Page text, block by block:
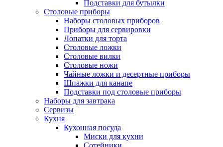
Подставки для бутылки
Столовые приборы
Наборы столовых приборов
Приборы для сервировки
Лопатки для торта
Столовые ложки
Столовые вилки
Столовые ножи
Чайные ложки и десертные приборы
Шпажки для канапе
Подставки под столовые приборы
Наборы для завтрака
Сервизы
Кухня
Кухонная посуда
Миски для кухни
Сотейники